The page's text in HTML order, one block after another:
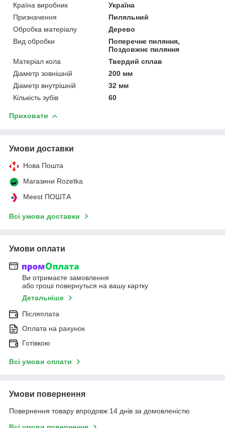
Країна виробник
Україна
Призначення
Пиляльний
Обробка матеріалу
Дерево
Вид обробки
Поперечне пиляння,
Поздовжнє пиляння
Матеріал кола
Твердий сплав
Діаметр зовнішній
200 мм
Діаметр внутрішній
32 мм
Кількість зубів
60
Приховати
Умови доставки
Нова Пошта
Магазини Rozetka
Meest ПОШТА
Всі умови доставки
Умови оплати
Ви отримаєте замовлення
або гроші повернуться на вашу картку
Детальніше
Післяплата
Оплата на рахунок
Готівкою
Всі умови оплати
Умови повернення
Повернення товару впродовж 14 днів за домовленістю